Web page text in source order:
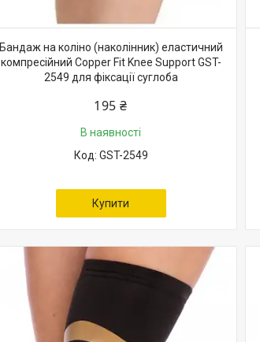
Бандаж на коліно (наколінник) еластичний
компресійний Copper Fit Knee Support GST-
2549 для фіксації суглоба
195 ₴
В наявності
GST-2549
Купити